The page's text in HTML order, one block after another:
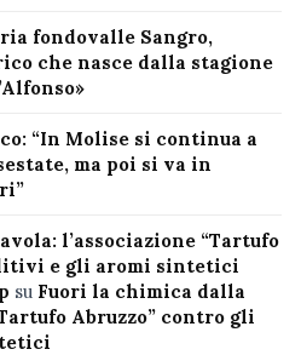
fondovalle Sangro,
che nasce dalla stagione
“In Molise si continua a
ma poi si va in
l’associazione “Tartufo
e gli aromi sintetici
su Fuori la chimica dalla
Abruzzo” contro gli